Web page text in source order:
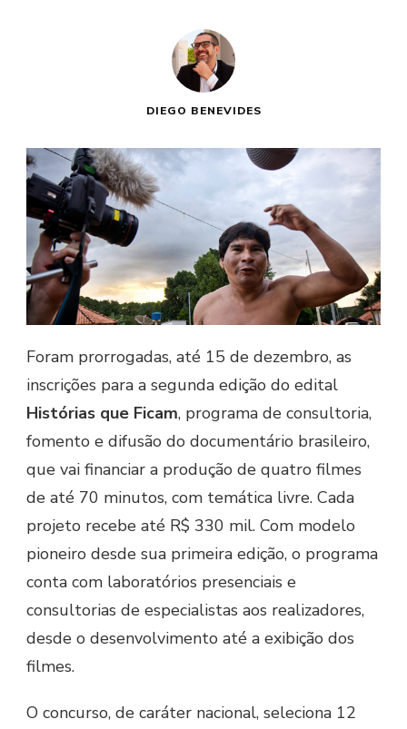
DIEGO BENEVIDES
Foram prorrogadas, até 15 de dezembro, as
inscrições para a segunda edição do edital
Histórias que Ficam, programa de consultoria,
fomento e difusão do documentário brasileiro,
que vai financiar a produção de quatro filmes
de até 70 minutos, com temática livre. Cada
projeto recebe até R$ 330 mil. Com modelo
pioneiro desde sua primeira edição, o programa
conta com laboratórios presenciais e
consultorias de especialistas aos realizadores,
desde o desenvolvimento até a exibição dos
filmes.
O concurso, de caráter nacional, seleciona 12